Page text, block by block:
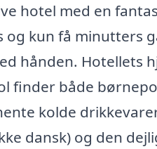
hotel med en
kun få minutters
hånden. Hotellets
finder både
kolde
dansk) og den